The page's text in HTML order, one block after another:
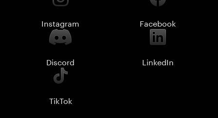
Instagram Facebook
Discord LinkedIn
TikTok